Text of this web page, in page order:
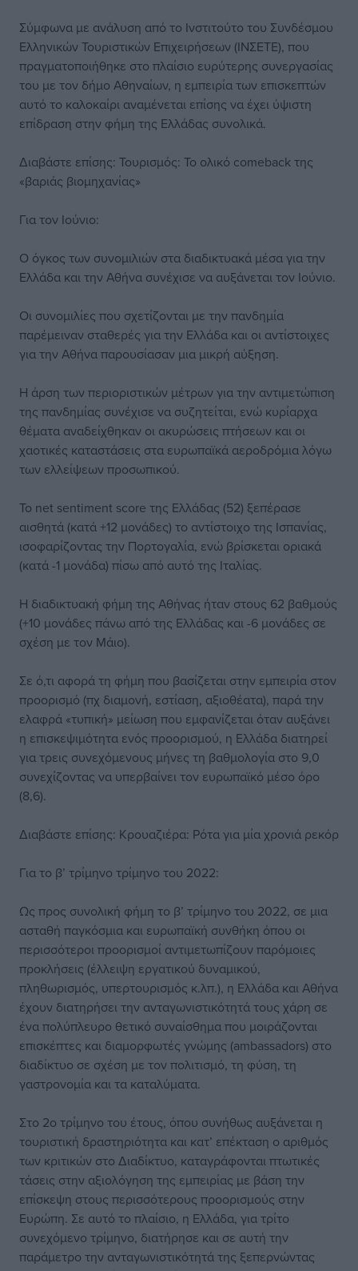
Σύμφωνα με ανάλυση από το Ινστιτούτο του Συνδέσμου
Ελληνικών Τουριστικών Επιχειρήσεων (ΙΝΣΕΤΕ), που
πραγματοποιήθηκε στο πλαίσιο ευρύτερης συνεργασίας
του με τον δήμο Αθηναίων, η εμπειρία των επισκεπτών
αυτό το καλοκαίρι αναμένεται επίσης να έχει ύψιστη
επίδραση στην φήμη της Ελλάδας συνολικά.
Διαβάστε επίσης: Τουρισμός: Το ολικό comeback της
«βαριάς βιομηχανίας»
Για τον Iούνιο:
Ο όγκος των συνομιλιών στα διαδικτυακά μέσα για την
Ελλάδα και την Αθήνα συνέχισε να αυξάνεται τον Ιούνιο.
Οι συνομιλίες που σχετίζονται με την πανδημία
παρέμειναν σταθερές για την Ελλάδα και οι αντίστοιχες
για την Αθήνα παρουσίασαν μια μικρή αύξηση.
Η άρση των περιοριστικών μέτρων για την αντιμετώπιση
της πανδημίας συνέχισε να συζητείται, ενώ κυρίαρχα
θέματα αναδείχθηκαν οι ακυρώσεις πτήσεων και οι
χαοτικές καταστάσεις στα ευρωπαϊκά αεροδρόμια λόγω
των ελλείψεων προσωπικού.
Το net sentiment score της Ελλάδας (52) ξεπέρασε
αισθητά (κατά +12 μονάδες) το αντίστοιχο της Ισπανίας,
ισοφαρίζοντας την Πορτογαλία, ενώ βρίσκεται οριακά
(κατά -1 μονάδα) πίσω από αυτό της Ιταλίας.
Η διαδικτυακή φήμη της Αθήνας ήταν στους 62 βαθμούς
(+10 μονάδες πάνω από της Ελλάδας και -6 μονάδες σε
σχέση με τον Μάιο).
Σε ό,τι αφορά τη φήμη που βασίζεται στην εμπειρία στον
προορισμό (πχ διαμονή, εστίαση, αξιοθέατα), παρά την
ελαφρά «τυπική» μείωση που εμφανίζεται όταν αυξάνει
η επισκεψιμότητα ενός προορισμού, η Ελλάδα διατηρεί
για τρεις συνεχόμενους μήνες τη βαθμολογία στο 9,0
συνεχίζοντας να υπερβαίνει τον ευρωπαϊκό μέσο όρο
(8,6).
Διαβάστε επίσης: Κρουαζιέρα: Ρότα για μία χρονιά ρεκόρ
Για το β’ τρίμηνο τρίμηνο του 2022:
Ως προς συνολική φήμη το β’ τρίμηνο του 2022, σε μια
ασταθή παγκόσμια και ευρωπαϊκή συνθήκη όπου οι
περισσότεροι προορισμοί αντιμετωπίζουν παρόμοιες
προκλήσεις (έλλειψη εργατικού δυναμικού,
πληθωρισμός, υπερτουρισμός κ.λπ.), η Ελλάδα και Αθήνα
έχουν διατηρήσει την ανταγωνιστικότητά τους χάρη σε
ένα πολύπλευρο θετικό συναίσθημα που μοιράζονται
επισκέπτες και διαμορφωτές γνώμης (ambassadors) στο
διαδίκτυο σε σχέση με τον πολιτισμό, τη φύση, τη
γαστρονομία και τα καταλύματα.
Στο 2ο τρίμηνο του έτους, όπου συνήθως αυξάνεται η
τουριστική δραστηριότητα και κατ’ επέκταση ο αριθμός
των κριτικών στο Διαδίκτυο, καταγράφονται πτωτικές
τάσεις στην αξιολόγηση της εμπειρίας με βάση την
επίσκεψη στους περισσότερους προορισμούς στην
Ευρώπη. Σε αυτό το πλαίσιο, η Ελλάδα, για τρίτο
συνεχόμενο τρίμηνο, διατήρησε και σε αυτή την
παράμετρο την ανταγωνιστικότητά της ξεπερνώντας